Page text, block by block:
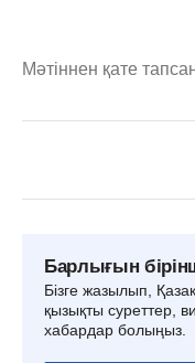
Мәтіннен қате
Барлығын
Бізге жазылып,
қызықты суреттер,
хабардар болыңыз.